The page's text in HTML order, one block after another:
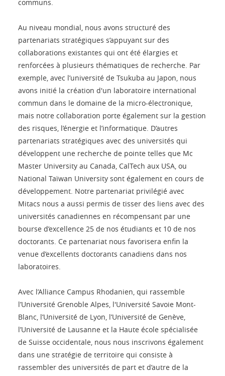
communs.
Au niveau mondial, nous avons structuré des
partenariats stratégiques s’appuyant sur des
collaborations existantes qui ont été élargies et
renforcées à plusieurs thématiques de recherche. Par
exemple, avec l’université de Tsukuba au Japon, nous
avons initié la création d'un laboratoire international
commun dans le domaine de la micro-électronique,
mais notre collaboration porte également sur la gestion
des risques, l’énergie et l’informatique. D’autres
partenariats stratégiques avec des universités qui
développent une recherche de pointe telles que Mc
Master University au Canada, CalTech aux USA, ou
National Taïwan University sont également en cours de
développement. Notre partenariat privilégié avec
Mitacs nous a aussi permis de tisser des liens avec des
universités canadiennes en récompensant par une
bourse d’excellence 25 de nos étudiants et 10 de nos
doctorants. Ce partenariat nous favorisera enfin la
venue d’excellents doctorants canadiens dans nos
laboratoires.
Avec l’Alliance Campus Rhodanien, qui rassemble
l’Université Grenoble Alpes, l'Université Savoie Mont-
Blanc, l’Université de Lyon, l’Université de Genève,
l’Université de Lausanne et la Haute école spécialisée
de Suisse occidentale, nous nous inscrivons également
dans une stratégie de territoire qui consiste à
rassembler des universités de part et d’autre de la